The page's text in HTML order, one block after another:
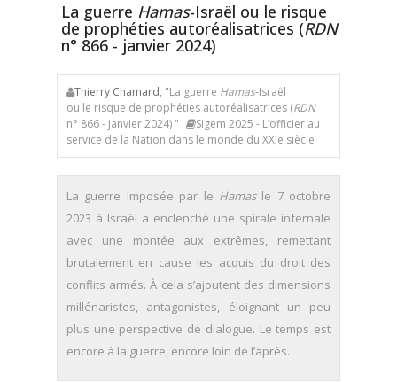
La guerre Hamas-Israël ou le risque
de prophéties autoréalisatrices (RDN
n° 866 - janvier 2024)
Thierry Chamard, "La guerre Hamas-Israël
ou le risque de prophéties autoréalisatrices (RDN
n° 866 - janvier 2024) "
Sigem 2025 - L’officier au
service de la Nation dans le monde du XXIe siècle
La guerre imposée par le Hamasle 7 octobre
2023 à Israël a enclenché une spirale infernale
avec une montée aux extrêmes, remettant
brutalement en cause les acquis du droit des
conflits armés. À cela s’ajoutent des dimensions
millénaristes, antagonistes, éloignant un peu
plus une perspective de dialogue. Le temps est
encore à la guerre, encore loin de l’après.